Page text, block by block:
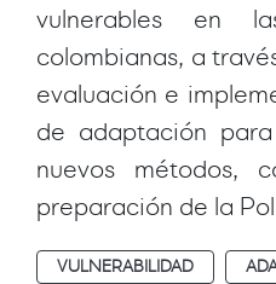
vulnerables en
colombianas, a
evaluación e
de adaptación
nuevos métodos,
preparación de la
VULNERABILIDAD